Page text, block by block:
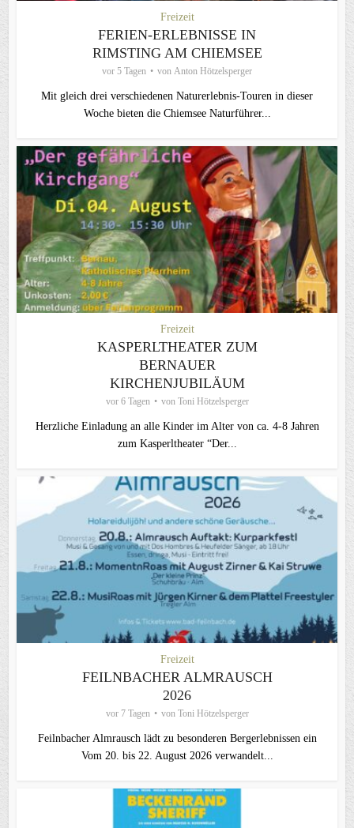
Freizeit
FERIEN-ERLEBNISSE IN
RIMSTING AM CHIEMSEE
vor 5 Tagen von Anton Hötzelsperger
Mit gleich drei verschiedenen Naturerlebnis-Touren in dieser
Woche bieten die Chiemsee Naturführer...
Freizeit
KASPERLTHEATER ZUM
BERNAUER
KIRCHENJUBILÄUM
vor 6 Tagen von Toni Hötzelsperger
Herzliche Einladung an alle Kinder im Alter von ca. 4-8 Jahren
zum Kasperltheater “Der...
Freizeit
FEILNBACHER ALMRAUSCH
2026
vor 7 Tagen von Toni Hötzelsperger
Feilnbacher Almrausch lädt zu besonderen Bergerlebnissen ein
Vom 20. bis 22. August 2026 verwandelt...